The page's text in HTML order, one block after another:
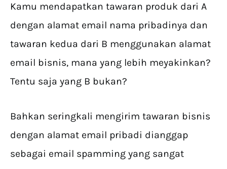
Kamu mendapatkan tawaran produk dari A
dengan alamat email nama pribadinya dan
tawaran kedua dari B menggunakan alamat
email bisnis, mana yang lebih meyakinkan?
Tentu saja yang B bukan?
Bahkan seringkali mengirim tawaran bisnis
dengan alamat email pribadi dianggap
sebagai email spamming yang sangat